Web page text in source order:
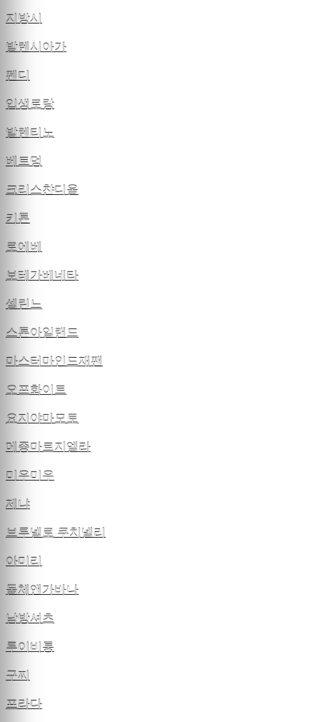
지방시
발렌시아가
펜디
입생로랑
발렌티노
베트멍
크리스챤디올
키톤
로에베
보테가베네타
셀린느
스톤아일랜드
마스터마인드재팬
오프화이트
요지야마모토
메종마르지엘라
미우미우
제냐
브루넬로 쿠치넬리
아미리
돌체앤가바나
남방셔츠
루이비통
구찌
프라다